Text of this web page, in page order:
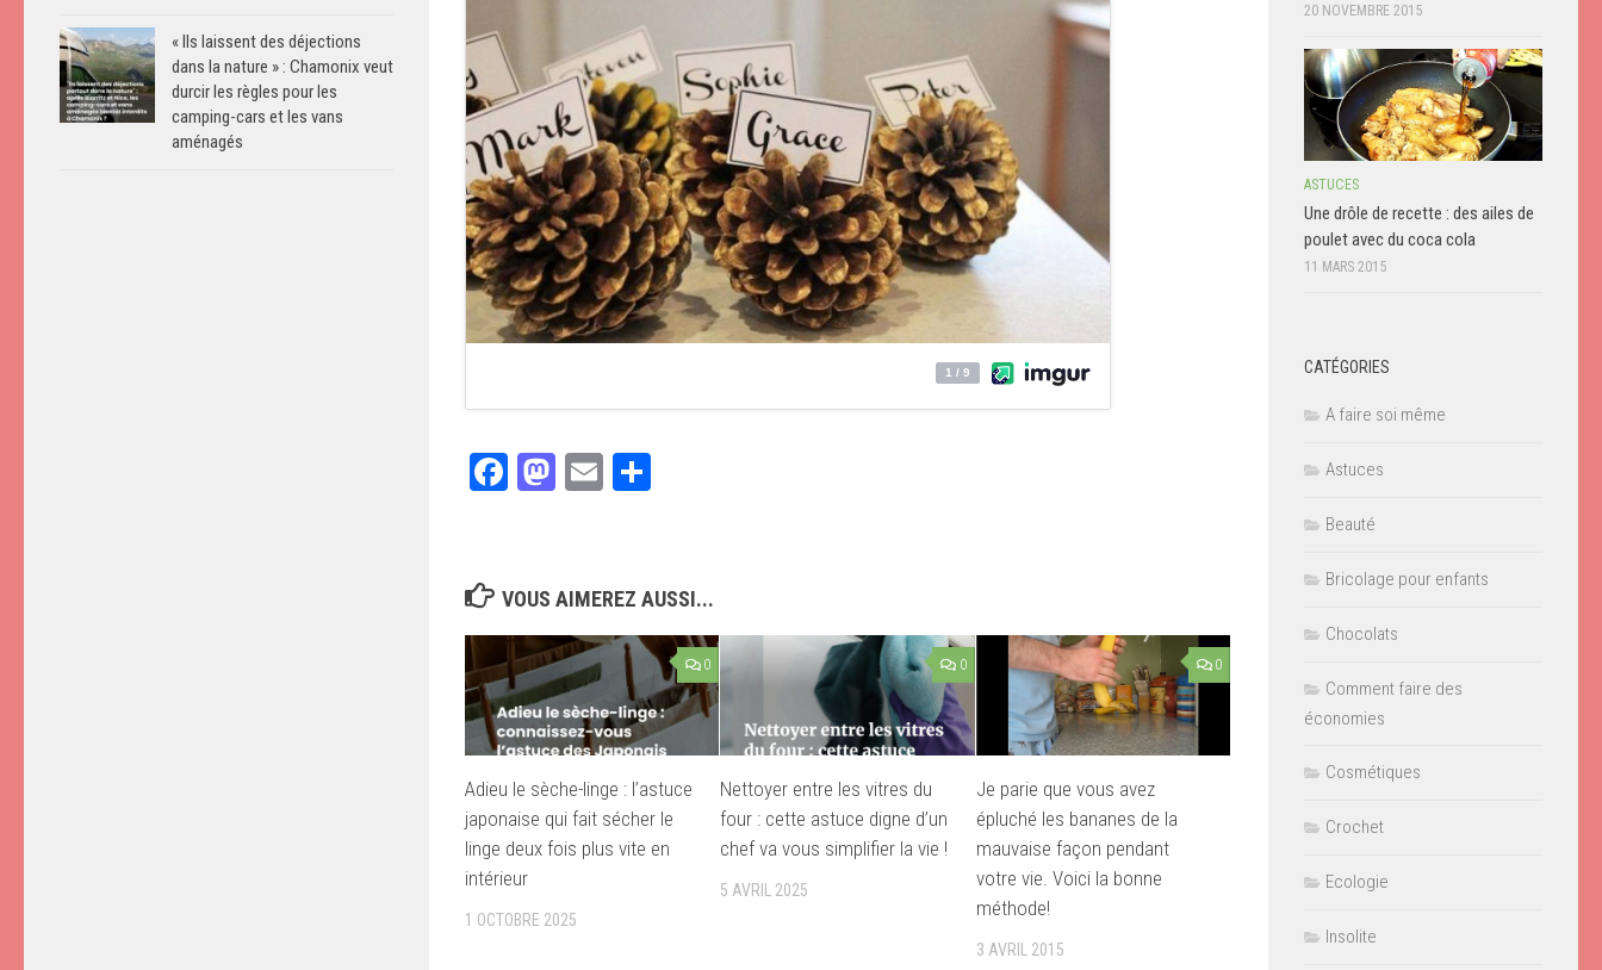
Facebook
Mastodon
Email
VOUS AIMEREZ AUSSI...
0
Adieu le sèche-linge : l’astuce
japonaise qui fait sécher le
linge deux fois plus vite en
intérieur
1 OCTOBRE 2025
0
Nettoyer entre les vitres du
four : cette astuce digne d’un
chef va vous simplifier la vie !
5 AVRIL 2025
0
Je parie que vous avez
épluché les bananes de la
mauvaise façon pendant
votre vie. Voici la bonne
méthode!
3 AVRIL 2015
« Ils laissent des déjections
dans la nature » : Chamonix veut
durcir les règles pour les
camping-cars et les vans
aménagés
20 NOVEMBRE 2015
ASTUCES
Une drôle de recette : des ailes de
poulet avec du coca cola
11 MARS 2015
CATÉGORIES
A faire soi même
Astuces
Beauté
Bricolage pour enfants
Chocolats
Comment faire des
économies
Cosmétiques
Crochet
Ecologie
Insolite